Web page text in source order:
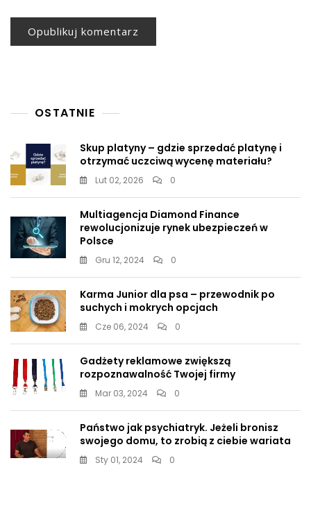
OSTATNIE
Skup platyny – gdzie sprzedać platynę i
otrzymać uczciwą wycenę materiału?
Lut 02, 2026 0
Multiagencja Diamond Finance
rewolucjonizuje rynek ubezpieczeń w
Polsce
Gru 12, 2024 0
Karma Junior dla psa – przewodnik po
suchych i mokrych opcjach
Cze 06, 2024 0
Gadżety reklamowe zwiększą
rozpoznawalność Twojej firmy
Mar 03, 2024 0
Państwo jak psychiatryk. Jeżeli bronisz
swojego domu, to zrobią z ciebie wariata
Sty 01, 2024 0